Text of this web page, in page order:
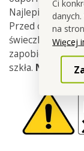
Ci
na
Więcej
Najlepiej
Przed
świeczki
zapobiec
szkła. Nie spalaj